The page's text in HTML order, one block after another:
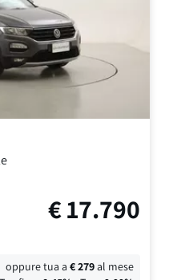
€17.790
oppure tua a€279al mese